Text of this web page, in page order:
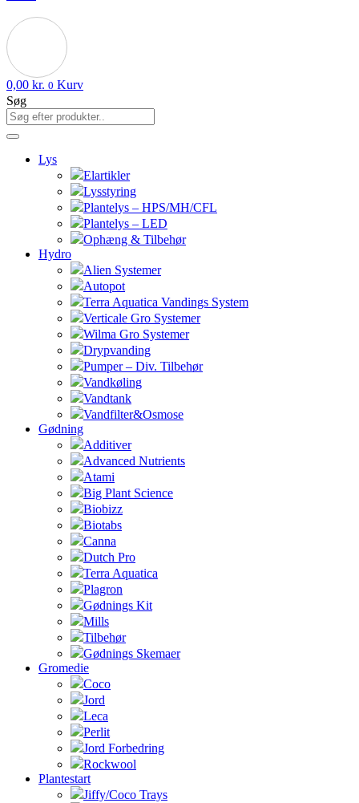
0,00 kr. 0 Kurv
Søg
Lys
Elartikler
Lysstyring
Plantelys – HPS/MH/CFL
Plantelys – LED
Ophæng & Tilbehør
Hydro
Alien Systemer
Autopot
Terra Aquatica Vandings System
Verticale Gro Systemer
Wilma Gro Systemer
Drypvanding
Pumper – Div. Tilbehør
Vandkøling
Vandtank
Vandfilter&Osmose
Gødning
Additiver
Advanced Nutrients
Atami
Big Plant Science
Biobizz
Biotabs
Canna
Dutch Pro
Terra Aquatica
Plagron
Gødnings Kit
Mills
Tilbehør
Gødnings Skemaer
Gromedie
Coco
Jord
Leca
Perlit
Jord Forbedring
Rockwool
Plantestart
Jiffy/Coco Trays